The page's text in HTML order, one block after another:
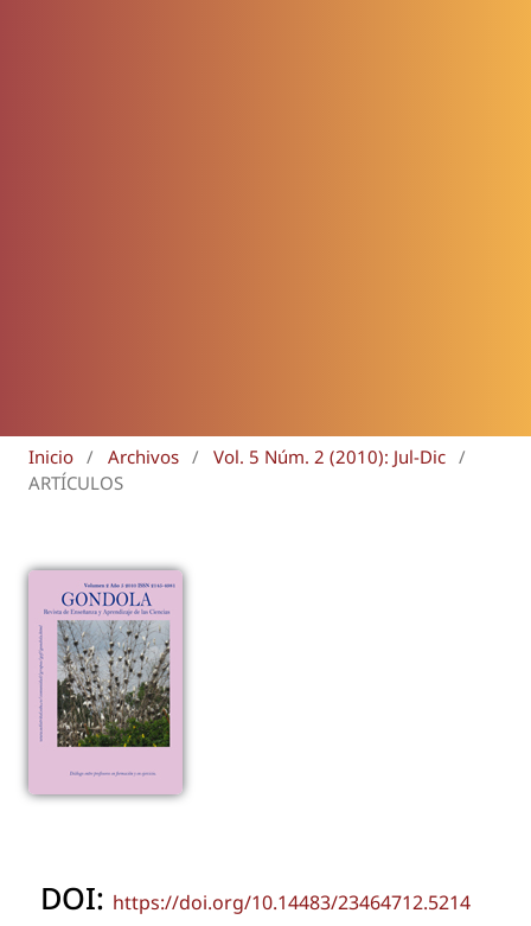
Inicio / Archivos / Vol. 5 Núm. 2 (2010): Jul-Dic /
ARTÍCULOS
DOI: https://doi.org/10.14483/23464712.5214